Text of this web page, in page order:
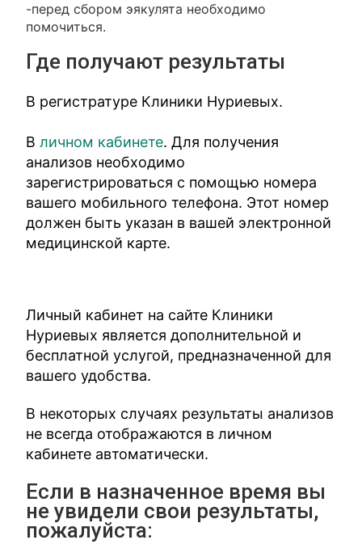
-перед сбором эякулята необходимо
помочиться.
Где получают результаты
В регистратуре Клиники Нуриевых.
Вличном кабинете. Для получения
анализов необходимо
зарегистрироваться с помощью номера
вашего мобильного телефона. Этот номер
должен быть указан в вашей электронной
медицинской карте.
Личный кабинет на сайте Клиники
Нуриевых является дополнительной и
бесплатной услугой, предназначенной для
вашего удобства.
В некоторых случаях результаты анализов
не всегда отображаются в личном
кабинете автоматически.
Если в назначенное время вы
не увидели свои результаты,
пожалуйста: